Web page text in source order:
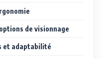
de visionnage
et adaptabilité